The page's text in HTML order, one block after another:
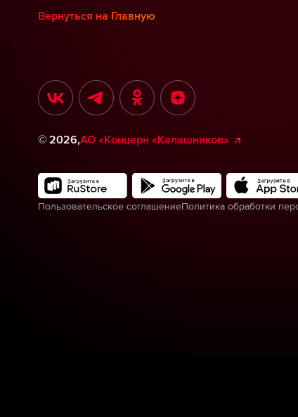
Вернуться на Главную
© 2026,АО «Концерн «Калашников»
Пользовательское соглашениеПолитика обработки